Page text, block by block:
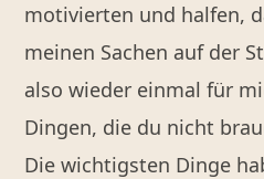
motivierten und halfen,
meinen Sachen auf der
also wieder einmal für
Dingen, die du nicht
Die wichtigsten Dinge